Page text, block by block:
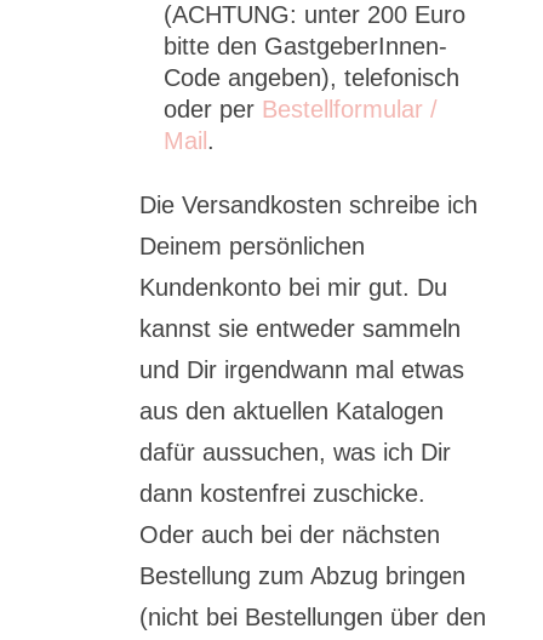
(ACHTUNG: unter 200 Euro
bitte den GastgeberInnen-
Code angeben), telefonisch
oder per Bestellformular /
Mail .
Die Versandkosten schreibe ich
Deinem persönlichen
Kundenkonto bei mir gut. Du
kannst sie entweder sammeln
und Dir irgendwann mal etwas
aus den aktuellen Katalogen
dafür aussuchen, was ich Dir
dann kostenfrei zuschicke.
Oder auch bei der nächsten
Bestellung zum Abzug bringen
(nicht bei Bestellungen über den